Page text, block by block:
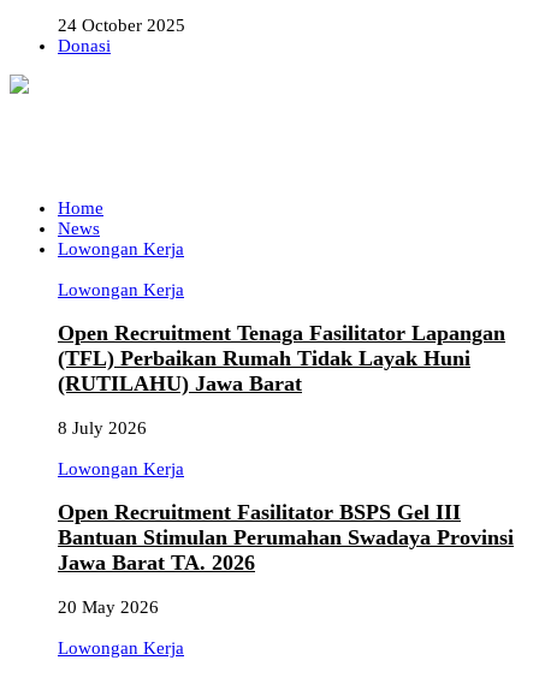
24 October 2025
Donasi
Home
News
Lowongan Kerja
Lowongan Kerja
Open Recruitment Tenaga Fasilitator Lapangan
(TFL) Perbaikan Rumah Tidak Layak Huni
(RUTILAHU) Jawa Barat
8 July 2026
Lowongan Kerja
Open Recruitment Fasilitator BSPS Gel III
Bantuan Stimulan Perumahan Swadaya Provinsi
Jawa Barat TA. 2026
20 May 2026
Lowongan Kerja